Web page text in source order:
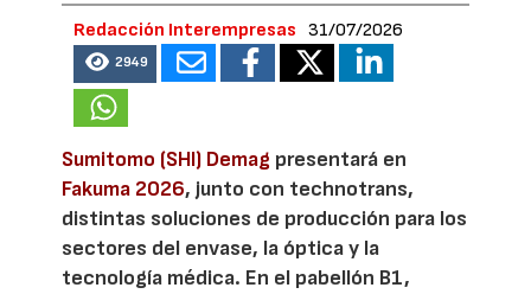
Redacción Interempresas 31/07/2026
2949
Sumitomo (SHI) Demag presentará en
Fakuma 2026, junto con technotrans,
distintas soluciones de producción para los
sectores del envase, la óptica y la
tecnología médica. En el pabellón B1,